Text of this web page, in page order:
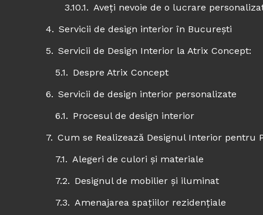
Aveți nevoie de o lucrare
Servicii de design interior în București
Servicii de Design Interior la Atrix Concept:
Despre Atrix Concept
Servicii de design interior personalizate
Procesul de design interior
Cum se Realizează Designul Interior pentru
Alegeri de culori și materiale
Designul de mobilier și iluminat
Amenajarea spațiilor rezidențiale